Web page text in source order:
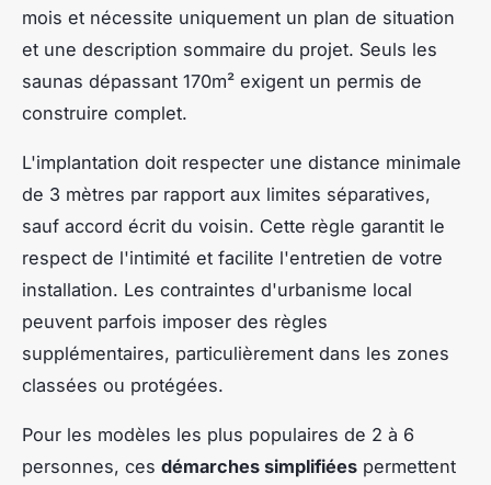
mois et nécessite uniquement un plan de situation
et une description sommaire du projet. Seuls les
saunas dépassant 170m² exigent un permis de
construire complet.
L'implantation doit respecter une distance minimale
de 3 mètres par rapport aux limites séparatives,
sauf accord écrit du voisin. Cette règle garantit le
respect de l'intimité et facilite l'entretien de votre
installation. Les contraintes d'urbanisme local
peuvent parfois imposer des règles
supplémentaires, particulièrement dans les zones
classées ou protégées.
Pour les modèles les plus populaires de 2 à 6
personnes, ces démarches simplifiées permettent